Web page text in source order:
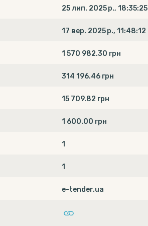
25 лип. 2025 р., 18:35:25
17 вер. 2025 р., 11:48:12
1 570 982.30 грн
314 196.46 грн
15 709.82 грн
1 600.00 грн
1
1
e-tender.ua